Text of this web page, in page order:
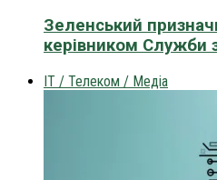
Зеленський
керівником Служби
IT / Телеком / Медіа